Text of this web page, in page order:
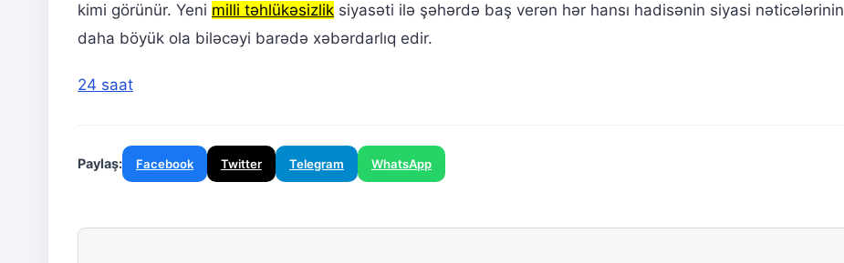
kimi görünür. Yeni milli təhlükəsizlik siyasəti ilə şəhərdə baş verən hər hansı hadisənin siyasi nəticələrinin
daha böyük ola biləcəyi barədə xəbərdarlıq edir.
24 saat
Paylaş: Facebook Twitter Telegram WhatsApp